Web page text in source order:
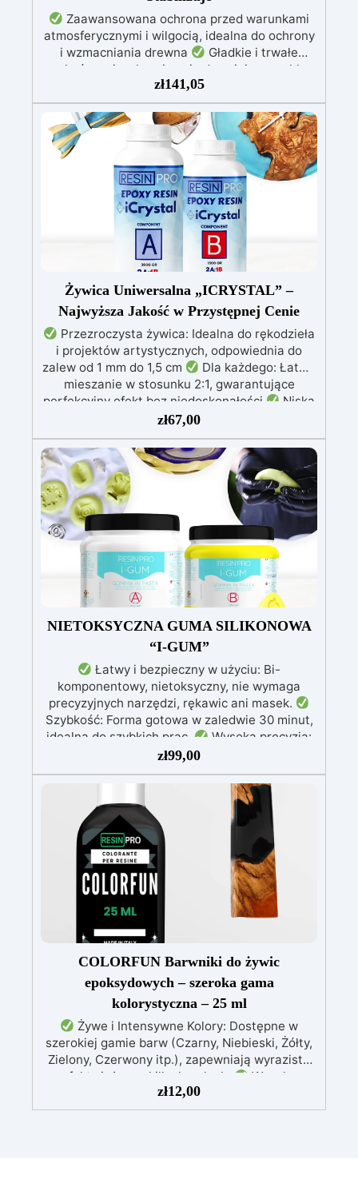
Zaawansowana ochrona przed warunkami
atmosferycznymi i wilgocią, idealna do ochrony
i wzmacniania drewna
Gładkie i trwałe
wykończenie, chroniące i odnawiające meble,
łodzie oraz struktury drewniane
drewna bez pęcherzyków powietrza, doskonała
do napraw i trwałych renowacji
Wysoka
odporność chemiczna i mechaniczna, łatwa do
pomalowania na potrzeby kreatywnych i
wytrzymałych projektów
Odpowiednia do
różnych powierzchni, w tym włókna szklanego i
metalu, łatwa w użyciu (stosunek 2:1)
zł141,05
Żywica Uniwersalna „ICRYSTAL” –
Najwyższa Jakość w Przystępnej Cenie
Przezroczysta żywica: Idealna do rękodzieła
i projektów artystycznych, odpowiednia do
zalew od 1 mm do 1,5 cm
Dla każdego: Łatwe
mieszanie w stosunku 2:1, gwarantujące
perfekcyjny efekt bez niedoskonałości
Niska
lepkość: Zapewnia odlewy bez pęcherzyków,
kompatybilna z drewnem, silikonem, szkłem,
metalem i innymi materiałami
Bezpieczna po
utwardzeniu: Nietoksyczna, bezpieczna dla
skóry, wolna od BPA i rozpuszczalników (VOC
Free)
Błyszcząca i samopoziomująca: Z
filtrami UV przeciw żółknięciu dla trwałego i
lśniącego wykończenia
zł67,00
NIETOKSYCZNA GUMA SILIKONOWA
“I-GUM”
Łatwy i bezpieczny w użyciu: Bi-
komponentowy, nietoksyczny, nie wymaga
precyzyjnych narzędzi, rękawic ani masek.
Szybkość: Forma gotowa w zaledwie 30 minut,
idealna do szybkich prac.
Wysoka precyzja:
Odwzorowuje drobne i skomplikowane detale,
zapewniając profesjonalny rezultat.
Wszechstronność: Kompatybilny z żywicą,
gipsem, woskiem, metalami o niskiej
temperaturze topnienia, mydłem i cementem.
Odporność i trwałość: Umożliwia wykonanie
ponad 50 odlewów z różnych materiałów,
zachowując twardość 38 Shore A
zł99,00
COLORFUN Barwniki do żywic
epoksydowych – szeroka gama
kolorystyczna – 25 ml
Żywe i Intensywne Kolory: Dostępne w
szerokiej gamie barw (Czarny, Niebieski, Żółty,
Zielony, Czerwony itp.), zapewniają wyraziste
efekty już przy kilku kroplach.
Wysoka
Koncentracja: Możliwość regulacji
przezroczystości – od delikatnego odcienia po
zł12,00